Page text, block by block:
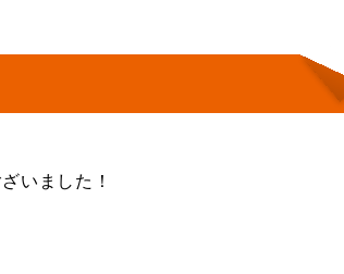
いました！